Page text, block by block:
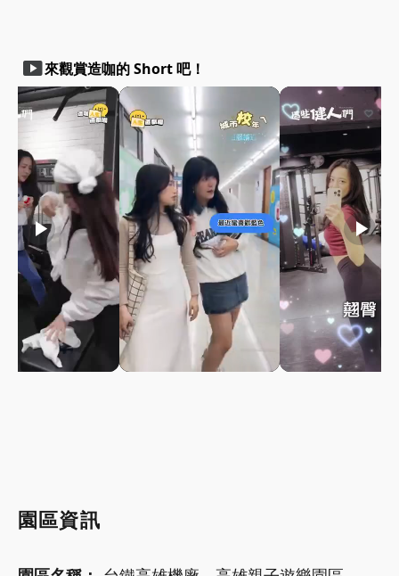
smart_display來觀賞造咖的 Short 吧！
play_arrow play_arrow play_arrow
園區資訊